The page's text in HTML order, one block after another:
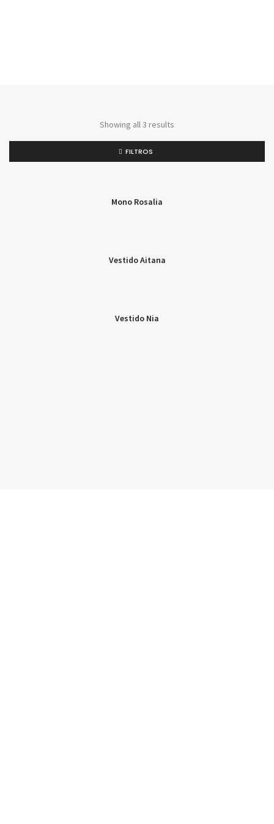
Showing all 3 results
FILTROS
Mono Rosalia
Vestido Aitana
Vestido Nia